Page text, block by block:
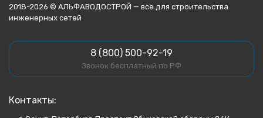
2018-2026 © АЛЬФАВОДОСТРОЙ — все для строительства
инженерных сетей
8 (800) 500-92-19
Звонок бесплатный по РФ
Контакты: